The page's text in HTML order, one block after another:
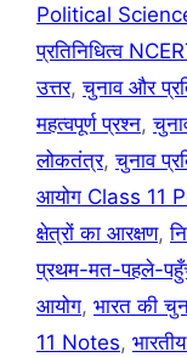
Political
प्रतिनिधित्व
उत्तर,चुनाव और
महत्वपूर्ण प्रश्न,
लोकतंत्र,चुनाव
आयोग Class 11
क्षेत्रों का आरक्षण,
प्रथम-मत-पहले-
आयोग, भारत की
11 Notes,